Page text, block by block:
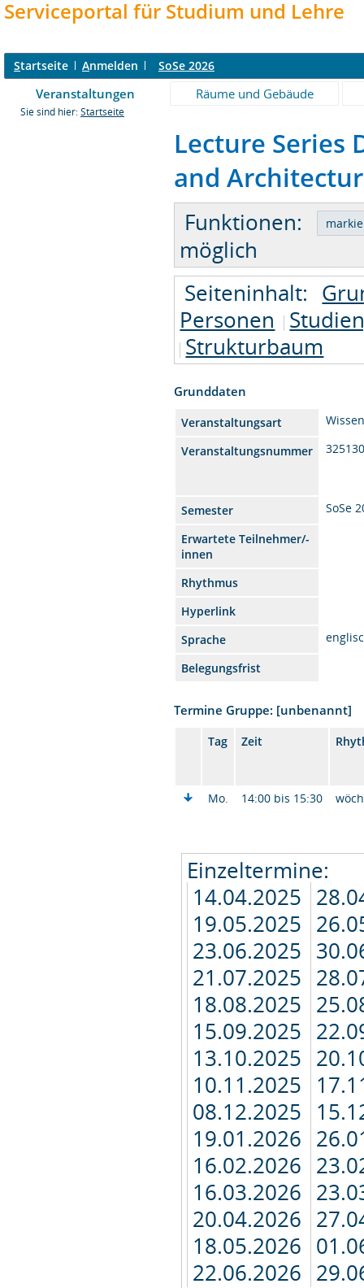
Serviceportal für Studium und Lehre
Startseite Anmelden SoSe 2026
Veranstaltungen Räume und Gebäude
Sie sind hier: Startseite
Lecture Series
and
Funktionen:
möglich
Seiteninhalt:
Personen
Strukturbaum
Grunddaten
Veranstaltungsart
Veranstaltungsnummer
Semester
SoSe
Erwartete Teilnehmer/-
innen
Rhythmus
Hyperlink
Sprache
Belegungsfrist
Termine Gruppe: [unbenannt]
Tag Zeit
Mo. 14:00 bis 15:30
Einzeltermine:
14.04.2025
19.05.2025
23.06.2025
21.07.2025
18.08.2025
15.09.2025
13.10.2025
10.11.2025
08.12.2025
19.01.2026
16.02.2026
16.03.2026
20.04.2026
18.05.2026
22.06.2026